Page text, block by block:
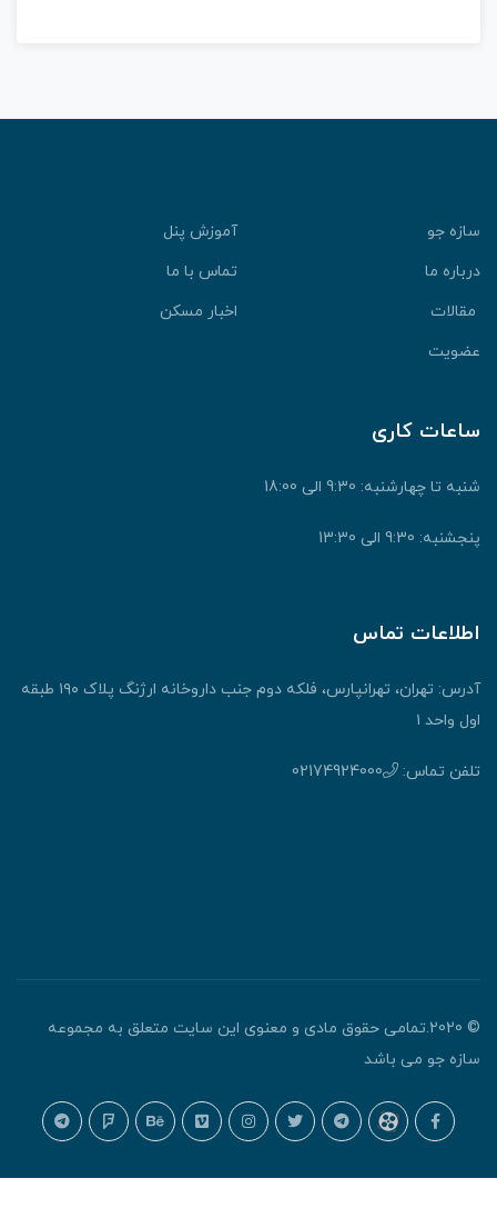
سازه جو
آموزش پنل
درباره ما
تماس با ما
مقالات
اخبار مسکن
عضویت
ساعات کاری
شنبه تا چهارشنبه: 9:30 الی 18:00
پنجشنبه: 9:30 الی 13:30
اطلاعات تماس
آدرس: تهران، تهرانپارس، فلکه دوم جنب داروخانه ارژنگ پلاک ۱۹۰ طبقه
اول واحد ۱
تلفن تماس: 02174924000
© 2020.تمامی حقوق مادی و معنوی این سایت متعلق به مجموعه
سازه جو می باشد